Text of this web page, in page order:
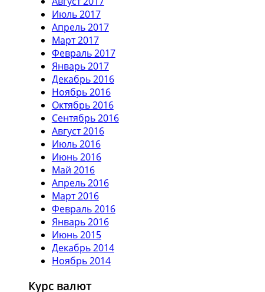
Июль 2017
Апрель 2017
Март 2017
Февраль 2017
Январь 2017
Декабрь 2016
Ноябрь 2016
Октябрь 2016
Сентябрь 2016
Август 2016
Июль 2016
Июнь 2016
Май 2016
Апрель 2016
Март 2016
Февраль 2016
Январь 2016
Июнь 2015
Декабрь 2014
Ноябрь 2014
Курс валют